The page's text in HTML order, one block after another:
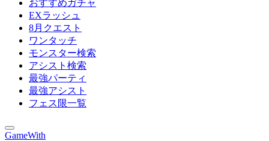
おすすめガチャ
EXラッシュ
8月クエスト
ワンタッチ
モンスター検索
アシスト検索
最強パーティ
最強アシスト
フェス限一覧
GameWith